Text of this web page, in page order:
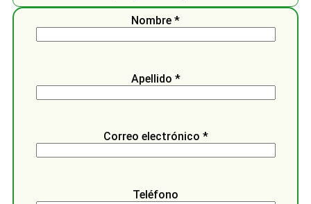
Nombre *
Apellido *
Correo electrónico *
Teléfono